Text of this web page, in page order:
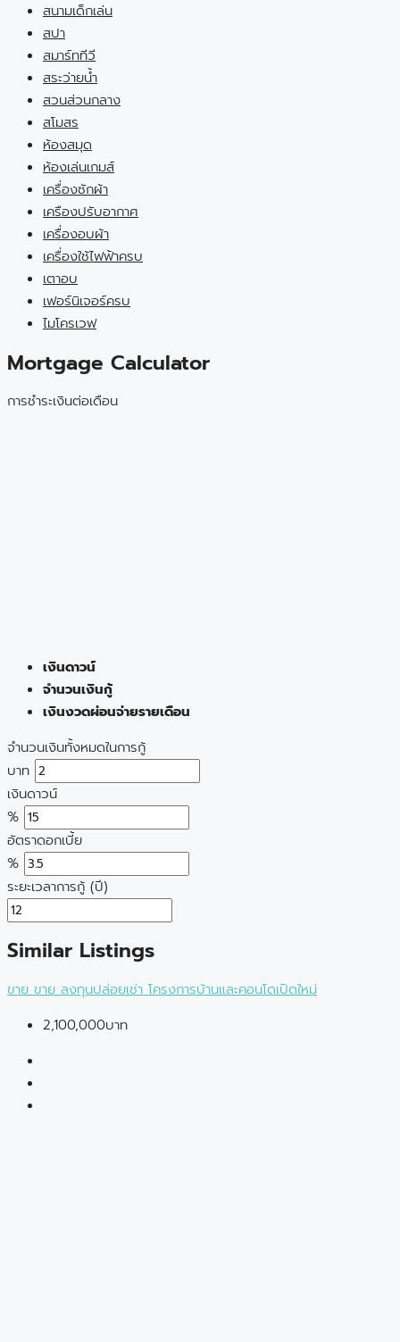
สนามเด็กเล่น
สปา
สมาร์ททีวี
สระว่ายน้ำ
สวนส่วนกลาง
สโมสร
ห้องสมุด
ห้องเล่นเกมส์
เครื่องซักผ้า
เครืองปรับอากาศ
เครื่องอบผ้า
เครื่องใช้ไฟฟ้าครบ
เตาอบ
เฟอร์นิเจอร์ครบ
ไมโครเวฟ
Mortgage Calculator
การชำระเงินต่อเดือน
เงินดาวน์
จำนวนเงินกู้
เงินงวดผ่อนจ่ายรายเดือน
จำนวนเงินทั้งหมดในการกู้
บาท
เงินดาวน์
%
อัตราดอกเบี้ย
%
ระยะเวลาการกู้ (ปี)
Similar Listings
ขาย ขาย ลงทุนปล่อยเช่า โครงการบ้านและคอนโดเปิดใหม่
2,100,000บาท